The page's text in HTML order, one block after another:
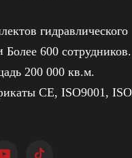
гидравлического
Более 600 сотрудников.
200 000 кв.м.
CE, ISO9001,